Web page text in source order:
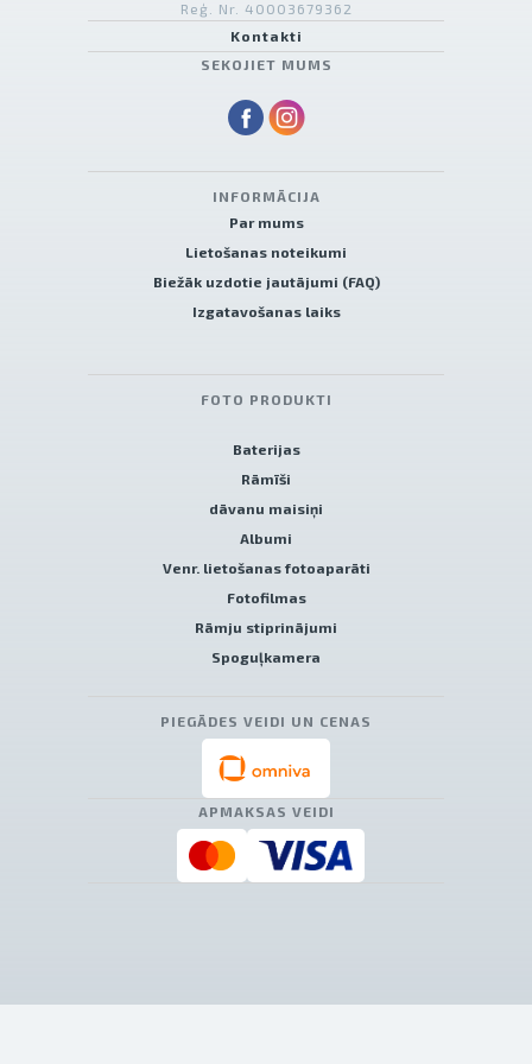
Reģ. Nr. 40003679362
Kontakti
SEKOJIET MUMS
INFORMĀCIJA
Par mums
Lietošanas noteikumi
Biežāk uzdotie jautājumi (FAQ)
Izgatavošanas laiks
FOTO PRODUKTI
Baterijas
Rāmīši
dāvanu maisiņi
Albumi
Venr. lietošanas fotoaparāti
Fotofilmas
Rāmju stiprinājumi
Spoguļkamera
PIEGĀDES VEIDI UN CENAS
APMAKSAS VEIDI